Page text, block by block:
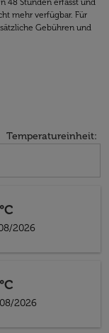
48 Stunden erfasst und
mehr verfügbar. Für
Gebühren und
Temperatureinheit:
2026
2026